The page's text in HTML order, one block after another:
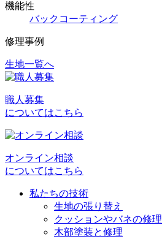
機能性
バックコーティング
修理事例
投
ナ
ビ
ー
生地一覧へ
職人募集
についてはこちら
オンライン相談
についてはこちら
私たちの技術
生地の張り替え
クッションやバネの修理
木部塗装と修理